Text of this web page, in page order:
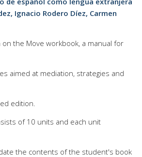
Ignacio Rodero Díez, Carmen
the Move workbook, a manual for
aimed at mediation, strategies and
edition.
of 10 units and each unit
the contents of the student's book